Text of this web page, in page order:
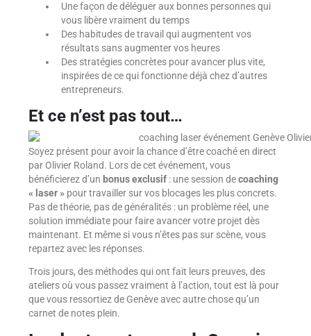
Une façon de déléguer aux bonnes personnes qui
vous libère vraiment du temps
Des habitudes de travail qui augmentent vos
résultats sans augmenter vos heures
Des stratégies concrètes pour avancer plus vite,
inspirées de ce qui fonctionne déjà chez d’autres
entrepreneurs.
Et ce n’est pas tout…
Soyez présent pour avoir la chance d’être coaché en direct
par Olivier Roland. Lors de cet événement, vous
bénéficierez d’un bonus exclusif: une session decoaching
« laser » pour travailler sur vos blocages les plus concrets.
Pas de théorie, pas de généralités : un problème réel, une
solution immédiate pour faire avancer votre projet dès
maintenant. Et même si vous n’êtes pas sur scène, vous
repartez avec les réponses.
Trois jours, des méthodes qui ont fait leurs preuves, des
ateliers où vous passez vraiment à l’action, tout est là pour
que vous ressortiez de Genève avec autre chose qu’un
carnet de notes plein.